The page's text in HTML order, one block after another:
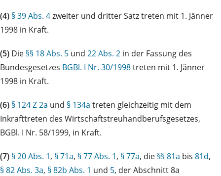
(4) § 39 Abs. 4zweiter und dritter Satz treten mit 1. Jänner
1998 in Kraft.
(5) Die §§ 18 Abs. 5 und 22 Abs. 2 in der Fassung des
Bundesgesetzes BGBl. I Nr. 30/1998treten mit 1. Jänner
1998 in Kraft.
(6) § 124 Z 2a und § 134a treten gleichzeitig mit dem
Inkrafttreten des Wirtschaftstreuhandberufsgesetzes,
BGBl. I Nr. 58/1999, in Kraft.
(7) § 20 Abs. 1, § 71a, § 77 Abs. 1, § 77a, die §§ 81a bis 81d,
§ 82 Abs. 3a, § 82b Abs. 1 und 5, der Abschnitt 8a